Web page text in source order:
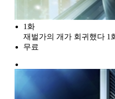
1화
재벌가의 개가 회귀했다 1
무료